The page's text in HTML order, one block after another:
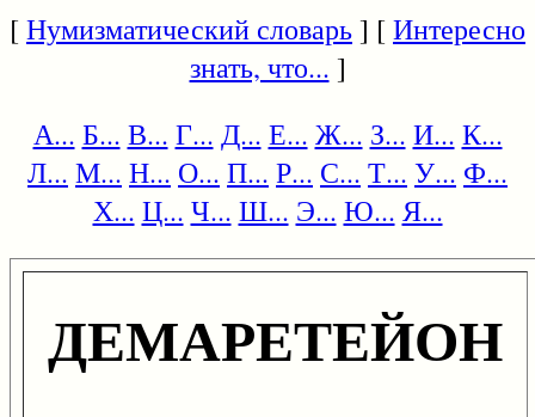
[Нумизматический словарь] [Интересно
знать, что... ]
А... Б... В... Г... Д... Е... Ж... З... И... К...
Л... М... Н... О... П... Р... С... Т... У... Ф...
Х... Ц... Ч... Ш... Э... Ю... Я...
ДЕМАРЕТЕЙОН